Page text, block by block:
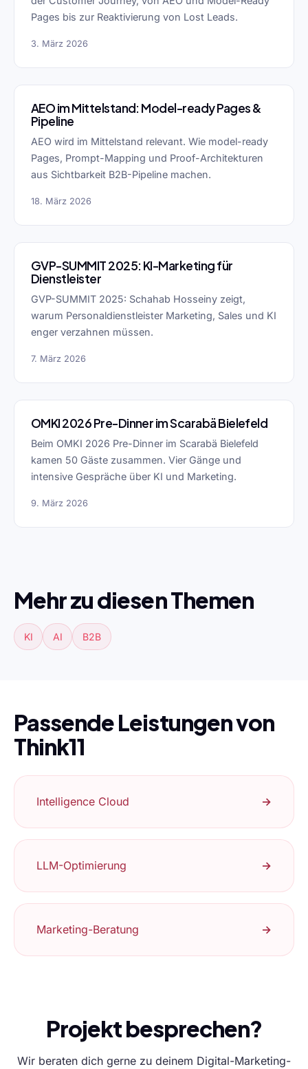
Pages bis zur Reaktivierung von Lost Leads.
3. März 2026
AEO im Mittelstand: Model-ready Pages &
Pipeline
AEO wird im Mittelstand relevant. Wie model-ready
Pages, Prompt-Mapping und Proof-Architekturen
aus Sichtbarkeit B2B-Pipeline machen.
18. März 2026
GVP-SUMMIT 2025: KI-Marketing für
Dienstleister
GVP-SUMMIT 2025: Schahab Hosseiny zeigt,
warum Personaldienstleister Marketing, Sales und KI
enger verzahnen müssen.
7. März 2026
OMKI 2026 Pre-Dinner im Scarabä Bielefeld
Beim OMKI 2026 Pre-Dinner im Scarabä Bielefeld
kamen 50 Gäste zusammen. Vier Gänge und
intensive Gespräche über KI und Marketing.
9. März 2026
Mehr zu diesen Themen
KI AI B2B
Passende Leistungen von
Think11
Intelligence Cloud →
LLM-Optimierung →
Marketing-Beratung →
Projekt besprechen?
Wir beraten dich gerne zu deinem Digital-Marketing-